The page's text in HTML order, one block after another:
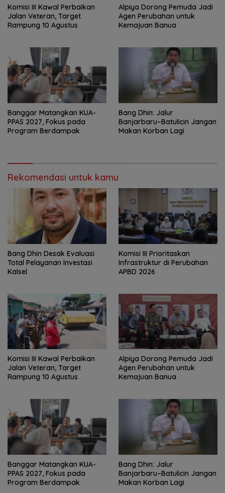
Komisi III Kawal Perbaikan
Jalan Veteran, Target
Rampung 10 Agustus
‎Alpiya Dorong Pemuda Jadi
Agen Perubahan untuk
Kemajuan Banua ‎
‎Banggar Matangkan KUA-
PPAS 2027, Fokus pada
Program Berdampak
Bang Dhin: Jalur
Banjarbaru–Batulicin Jangan
Makan Korban Lagi
Rekomendasi untuk kamu
‎Bang Dhin Desak Evaluasi
Total Pelayanan Investasi
Kalsel
‎Komisi III Prioritaskan
Infrastruktur di Perubahan
APBD 2026
Komisi III Kawal Perbaikan
Jalan Veteran, Target
Rampung 10 Agustus
‎Alpiya Dorong Pemuda Jadi
Agen Perubahan untuk
Kemajuan Banua ‎
‎Banggar Matangkan KUA-
PPAS 2027, Fokus pada
Program Berdampak
Bang Dhin: Jalur
Banjarbaru–Batulicin Jangan
Makan Korban Lagi